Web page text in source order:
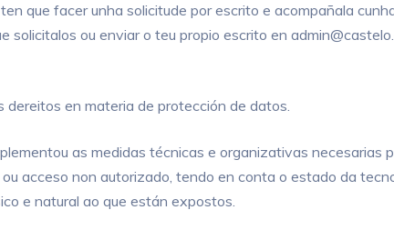
que facer unha solicitude por escrito e acompañala
solicitalos ou enviar o teu propio escrito en
dereitos en materia de protección de datos.
as medidas técnicas e organizativas necesarias
acceso non autorizado, tendo en conta o estado da
e natural ao que están expostos.